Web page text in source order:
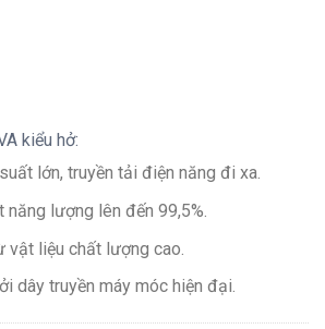
kiểu hở:
lớn, truyền tải điện năng đi xa.
năng lượng lên đến 99,5%.
liệu chất lượng cao.
dây truyền máy móc hiện đại.